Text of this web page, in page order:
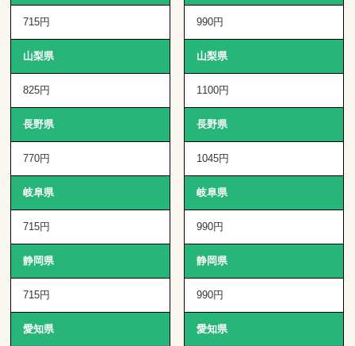
715円
山梨県
825円
長野県
770円
岐阜県
715円
静岡県
715円
愛知県
990円
山梨県
1100円
長野県
1045円
岐阜県
990円
静岡県
990円
愛知県